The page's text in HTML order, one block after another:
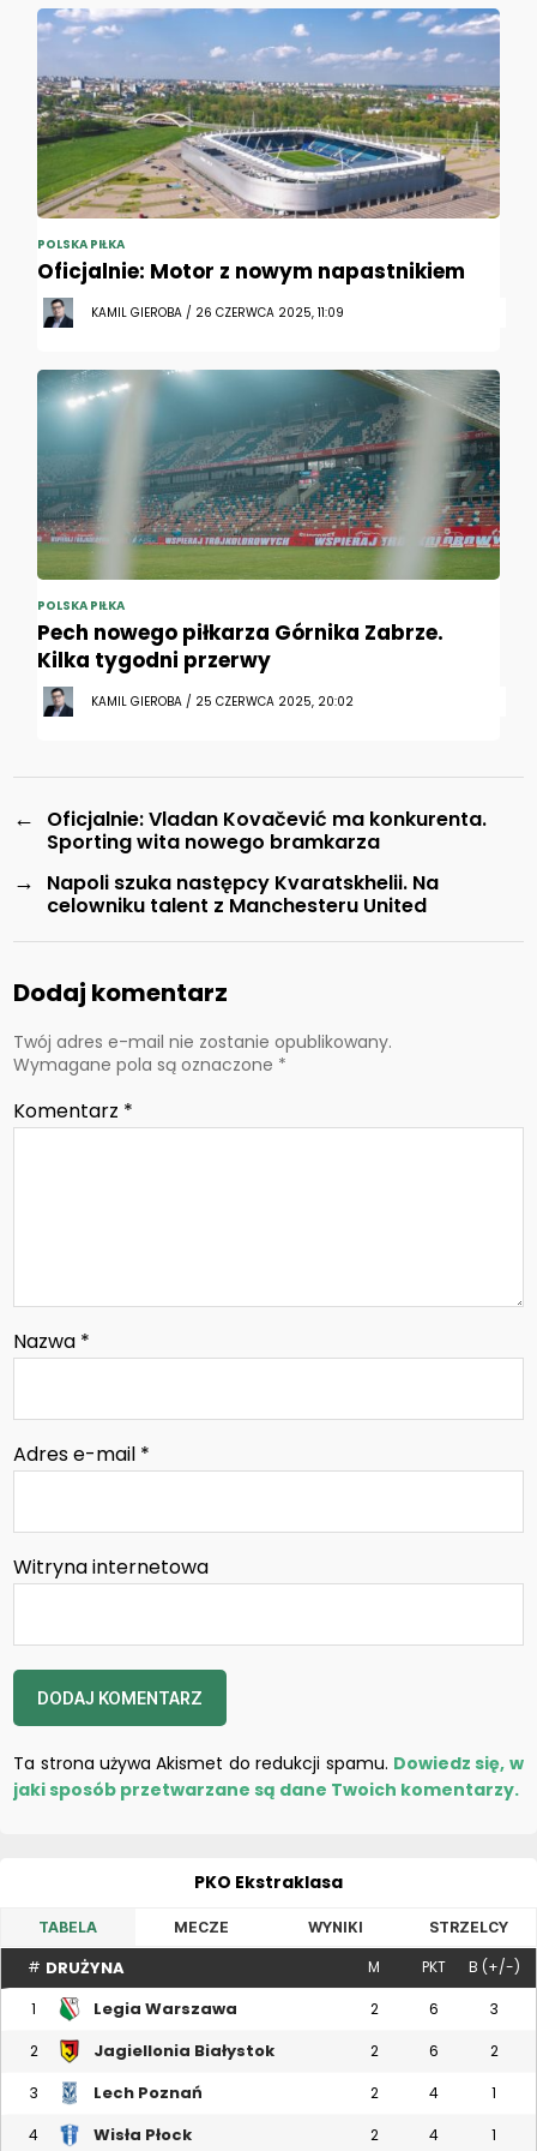
POLSKA PIŁKA
Oficjalnie: Motor z nowym napastnikiem
KAMIL GIEROBA / 26 CZERWCA 2025, 11:09
POLSKA PIŁKA
Pech nowego piłkarza Górnika Zabrze.
Kilka tygodni przerwy
KAMIL GIEROBA / 25 CZERWCA 2025, 20:02
←
Oficjalnie: Vladan Kovačević ma konkurenta.
Sporting wita nowego bramkarza
→
Napoli szuka następcy Kvaratskhelii. Na
celowniku talent z Manchesteru United
Dodaj komentarz
Twój adres e-mail nie zostanie opublikowany.
Wymagane pola są oznaczone *
Komentarz *
Nazwa *
Adres e-mail *
Witryna internetowa
Ta strona używa Akismet do redukcji spamu. Dowiedz się, w
jaki sposób przetwarzane są dane Twoich komentarzy.
PKO Ekstraklasa
TABELA MECZE WYNIKI STRZELCY
# DRUŻYNA M PKT B (+/-)
1 Legia Warszawa 2 6 3
2 Jagiellonia Białystok 2 6 2
3 Lech Poznań 2 4 1
4 Wisła Płock 2 4 1